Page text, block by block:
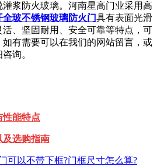
浆防火玻璃。河南星高门业采用高
全玻不锈钢玻璃防火门具有表面光滑
、坚固耐用、安全可靠等特点，可
有需要可以在我们的网站留言，或
询。
性能特点
及选购指南
可以不带下框?门框尺寸怎么算?